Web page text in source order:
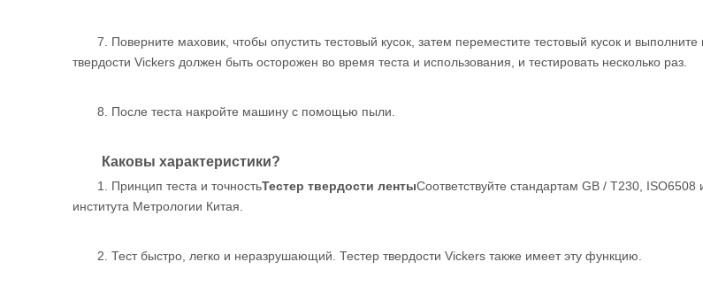
7. Поверните маховик, чтобы опустить тестовый кусок, затем переместите тестовый кусок и
твердости Vickers должен быть осторожен во время теста и использования, и тестировать несколько раз.
8. После теста накройте машину с помощью пыли.
Каковы характеристики?
1. Принцип теста и точностьТестер твердости лентыСоответствуйте стандартам GB / T230,
института Метрологии Китая.
2. Тест быстро, легко и неразрушающий. Тестер твердости Vickers также имеет эту функцию.